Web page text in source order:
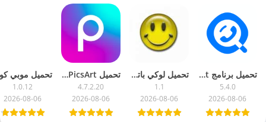
تحميل برنامج Getcontact مهكر للاندرويد [مدفوع]
5.4.0
2026-08-06
تحميل لوكي باتشر 2026 الأصلي Lucky Patcher للاندرويد
1.1
2026-08-06
تحميل PicsArt مهكر 2026 (كل شيء مفتوح) للاندرويد
4.7.2.20
2026-08-06
1.0.12
2026-08-06